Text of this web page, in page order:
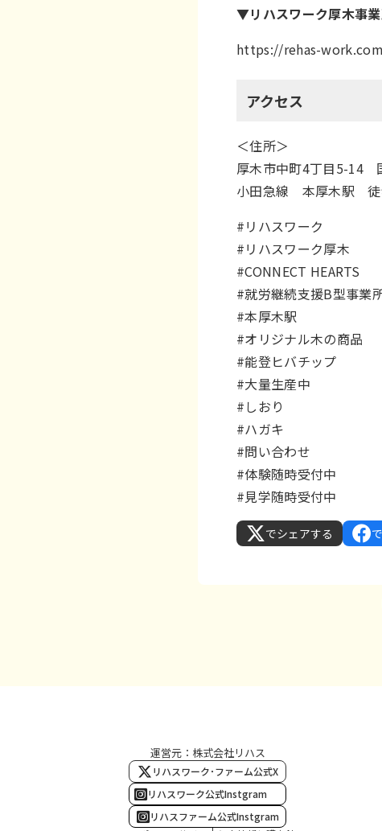
▼リハスワーク厚木事
https://rehas-
アクセス
＜住所＞
厚木市中町4丁目5-14
小田急線 本厚木駅 徒
#リハスワーク
#リハスワーク厚木
#CONNECT HEARTS
#就労継続支援B型事業
#本厚木駅
#オリジナル木の商品
#能登ヒバチップ
#大量生産中
#しおり
#ハガキ
#問い合わせ
#体験随時受付中
#見学随時受付中
でシェアする
運営元：株式会社リハス
リハスワーク･ファーム公式X
リハスワーク公式Instgram
リハスファーム公式Instgram